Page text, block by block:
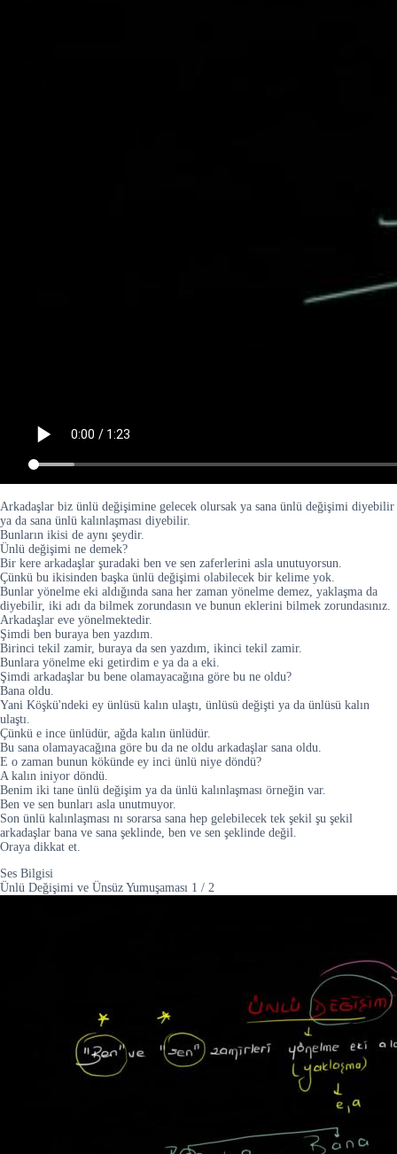
Arkadaşlar biz ünlü değişimine gelecek olursak ya sana ünlü değişimi diyebilir
ya da sana ünlü kalınlaşması diyebilir.
Bunların ikisi de aynı şeydir.
Ünlü değişimi ne demek?
Bir kere arkadaşlar şuradaki ben ve sen zaferlerini asla unutuyorsun.
Çünkü bu ikisinden başka ünlü değişimi olabilecek bir kelime yok.
Bunlar yönelme eki aldığında sana her zaman yönelme demez, yaklaşma da
diyebilir, iki adı da bilmek zorundasın ve bunun eklerini bilmek zorundasınız.
Arkadaşlar eve yönelmektedir.
Şimdi ben buraya ben yazdım.
Birinci tekil zamir, buraya da sen yazdım, ikinci tekil zamir.
Bunlara yönelme eki getirdim e ya da a eki.
Şimdi arkadaşlar bu bene olamayacağına göre bu ne oldu?
Bana oldu.
Yani Köşkü'ndeki ey ünlüsü kalın ulaştı, ünlüsü değişti ya da ünlüsü kalın
ulaştı.
Çünkü e ince ünlüdür, ağda kalın ünlüdür.
Bu sana olamayacağına göre bu da ne oldu arkadaşlar sana oldu.
E o zaman bunun kökünde ey inci ünlü niye döndü?
A kalın iniyor döndü.
Benim iki tane ünlü değişim ya da ünlü kalınlaşması örneğin var.
Ben ve sen bunları asla unutmuyor.
Son ünlü kalınlaşması nı sorarsa sana hep gelebilecek tek şekil şu şekil
arkadaşlar bana ve sana şeklinde, ben ve sen şeklinde değil.
Oraya dikkat et.
Ses Bilgisi
Ünlü Değişimi ve Ünsüz Yumuşaması 1 / 2